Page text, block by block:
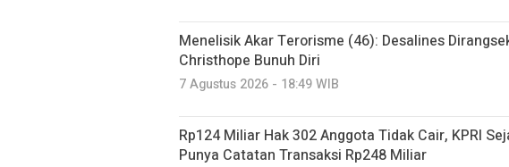
Menelisik Akar Terorisme (46): Desalines
Christhope Bunuh Diri
7 Agustus 2026 - 18:49 WIB
Rp124 Miliar Hak 302 Anggota Tidak Cair, KPRI
Punya Catatan Transaksi Rp248 Miliar